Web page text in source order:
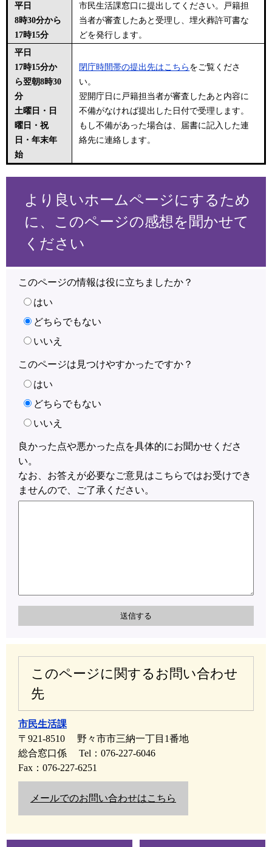
平日
8時30分から
17時15分
市民生活課窓口に提出してください。戸籍担
当者が審査したあと受理し、埋火葬許可書な
どを発行します。
平日
17時15分か
ら翌朝8時30
分
土曜日・日
曜日・祝
日・年末年
始
閉庁時間帯の提出先はこちらをご覧くださ
い。
翌開庁日に戸籍担当者が審査したあと内容に
不備がなければ提出した日付で受理します。
もし不備があった場合は、届書に記入した連
絡先に連絡します。
より良いホームページにするため
に、このページの感想を聞かせて
ください
このページの情報は役に立ちましたか？
はい
どちらでもない
いいえ
このページは見つけやすかったですか？
はい
どちらでもない
いいえ
良かった点や悪かった点を具体的にお聞かせくださ
い。
なお、お答えが必要なご意見はこちらではお受けでき
ませんので、ご了承ください。
このページに関するお問い合わせ
先
市民生活課
〒921-8510
野々市市三納一丁目1番地
総合窓口係
Tel：076-227-6046
Fax：076-227-6251
メールでのお問い合わせはこちら